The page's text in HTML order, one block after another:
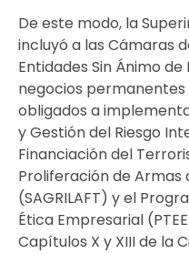
De este modo, la
incluyó a las Cámaras
Entidades Sin Ánimo
negocios
obligados a
y Gestión del Riesgo
Financiación del
Proliferación de Armas
(SAGRILAFT) y el
Ética Empresarial
Capítulos X y XIII de la